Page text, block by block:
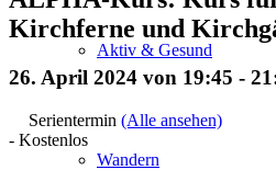
Aktiv & Gesund
Wandern
Kirchferne und
26. April 2024 von 19:45 -
Serientermin (Alle ansehen)
- Kostenlos